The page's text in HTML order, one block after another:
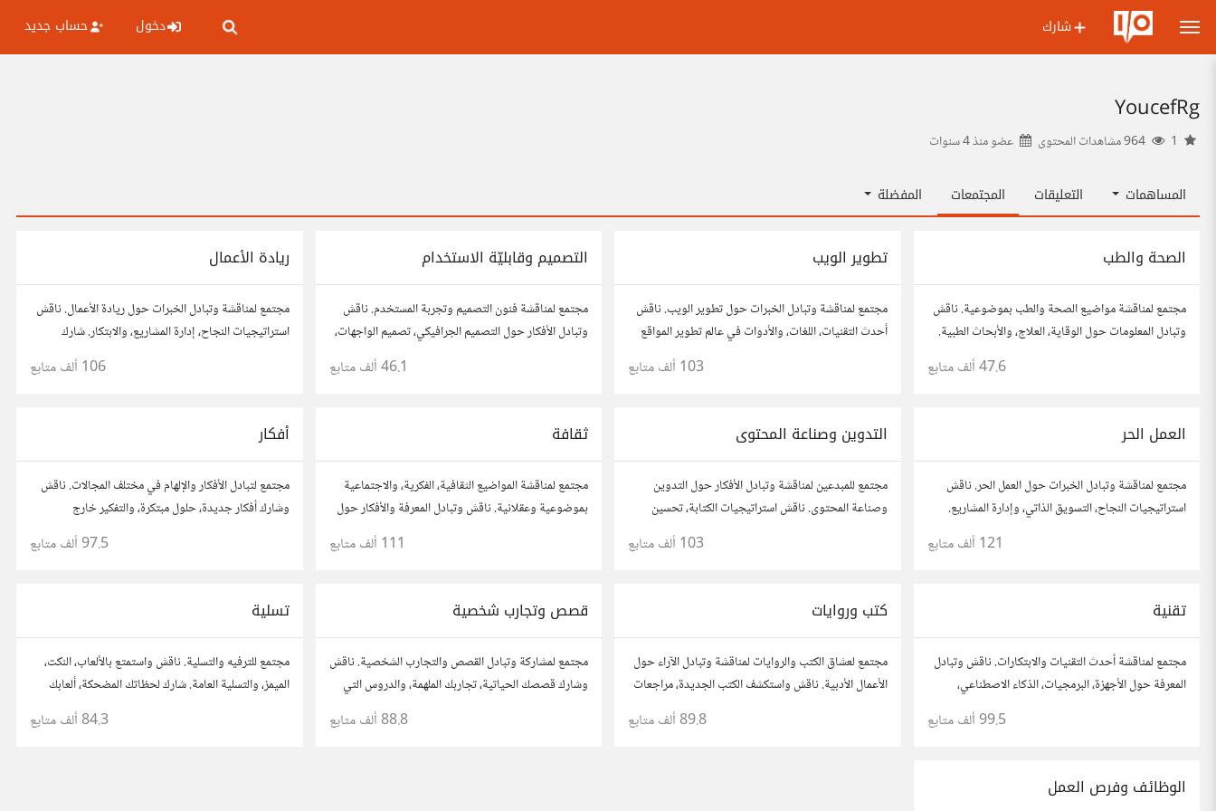
شارك دخول حساب جديد
YoucefRg
عضو منذ4 سنوات
المساهمات التعليقات المجتمعات المفضلة
الصحة والطب
مجتمع لمناقشة مواضيع الصحة والطب بموضوعية. ناقش
وتبادل المعلومات حول الوقاية، العلاج، والأبحاث الطبية.
شارك مقالاتك، نصائحك، وأسئلتك، وتواصل مع أشخاص
47.6 ألف متابع
تطوير الويب
مجتمع لمناقشة وتبادل الخبرات حول تطوير الويب. ناقش
أحدث التقنيات، اللغات، والأدوات في عالم تطوير المواقع
والتطبيقات. شارك مشاريعك، اسأل عن نصائح، وتعاون مع
103 ألف متابع
التصميم وقابليّة الاستخدام
مجتمع لمناقشة فنون التصميم وتجربة المستخدم. ناقش
وتبادل الأفكار حول التصميم الجرافيكي، تصميم الواجهات،
وقابلية الاستخدام. شارك أفكارك وأسئلتك، وتواصل مع
مصممين ومتخصصين في تحسين تجربة المستخدم.
46.1 ألف متابع
ريادة الأعمال
مجتمع لمناقشة وتبادل الخبرات حول ريادة الأعمال. ناقش
استراتيجيات النجاح، إدارة المشاريع، والابتكار. شارك
أفكارك، قصص نجاحك، وأسئلتك، وتواصل مع رواد أعمال
106 ألف متابع
العمل الحر
مجتمع لمناقشة وتبادل الخبرات حول العمل الحر. ناقش
استراتيجيات النجاح، التسويق الذاتي، وإدارة المشاريع.
شارك قصصك، نصائحك، وأسئلتك، وتواصل مع محترفين
121 ألف متابع
التدوين وصناعة المحتوى
مجتمع للمبدعين لمناقشة وتبادل الأفكار حول التدوين
وصناعة المحتوى. ناقش استراتيجيات الكتابة، تحسين
محركات البحث، وإنتاج المحتوى المرئي والمسموع. شارك
أفكارك وأسئلتك، وتواصل مع كتّاب ومبدعين آخرين.
103 ألف متابع
ثقافة
مجتمع لمناقشة المواضيع الثقافية، الفكرية، والاجتماعية
بموضوعية وعقلانية. ناقش وتبادل المعرفة والأفكار حول
111 ألف متابع
أفكار
مجتمع لتبادل الأفكار والإلهام في مختلف المجالات. ناقش
وشارك أفكار جديدة، حلول مبتكرة، والتفكير خارج
الصندوق. شارك بمقترحاتك وأسئلتك، وتواصل مع مفكرين
97.5 ألف متابع
تقنية
مجتمع لمناقشة أحدث التقنيات والابتكارات. ناقش وتبادل
المعرفة حول الأجهزة، البرمجيات، الذكاء الاصطناعي،
والأمن السيبراني. شارك أفكارك، نصائحك، وأسئلتك،
99.5 ألف متابع
كتب وروايات
مجتمع لعشاق الكتب والروايات لمناقشة وتبادل الآراء حول
الأعمال الأدبية. ناقش واستكشف الكتب الجديدة، مراجعات
الروايات، ومشاركة توصيات القراءة. شارك أفكارك،
نصائحك، وأسئلتك، وتواصل مع قراء آخرين.89.8 ألف متابع
قصص وتجارب شخصية
مجتمع لمشاركة وتبادل القصص والتجارب الشخصية. ناقش
وشارك قصصك الحياتية، تجاربك الملهمة، والدروس التي
تعلمتها. شارك تجاربك مع الآخرين، واستفد من قصصهم
88.8 ألف متابع
تسلية
مجتمع للترفيه والتسلية. ناقش واستمتع بالألعاب، النكت،
الميمز، والتسلية العامة. شارك لحظاتك المضحكة، ألعابك
المفضلة، وتفاعل مع أعضاء آخرين يبحثون عن المتعة
84.3 ألف متابع
الوظائف وفرص العمل